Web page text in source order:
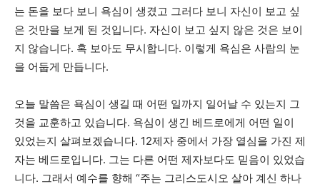
는 돈을 보다 보니 욕심이 생겼고 그러다 보니 자신이 보고 싶
은 것만을 보게 된 것입니다. 자신이 보고 싶지 않은 것은 보이
지 않습니다. 혹 보아도 무시합니다. 이렇게 욕심은 사람의 눈
을 어둡게 만듭니다.
오늘 말씀은 욕심이 생길 때 어떤 일까지 일어날 수 있는지 그
것을 교훈하고 있습니다. 욕심이 생긴 베드로에게 어떤 일이
있었는지 살펴보겠습니다. 12제자 중에서 가장 열심을 가진 제
자는 베드로입니다. 그는 다른 어떤 제자보다도 믿음이 있었습
니다. 그래서 예수를 향해 “주는 그리스도시오 살아 계신 하나